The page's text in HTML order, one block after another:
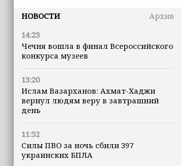
НОВОСТИ
Архив
14:23
Чечня вошла в финал Всероссийского
конкурса музеев
13:20
Ислам Вазарханов: Ахмат-Хаджи
вернул людям веру в завтрашний
день
11:52
Силы ПВО за ночь сбили 397
украинских БПЛА